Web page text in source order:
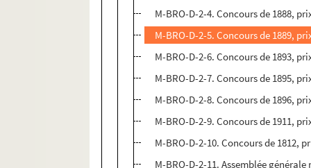
M-BRO-D-2-4. Concours de 1888,
M-BRO-D-2-5. Concours de 1889,
M-BRO-D-2-6. Concours de 1893,
M-BRO-D-2-7. Concours de 1895,
M-BRO-D-2-8. Concours de 1896,
M-BRO-D-2-9. Concours de 1911,
M-BRO-D-2-10. Concours de 1812,
M-BRO-D-2-11. Assemblée